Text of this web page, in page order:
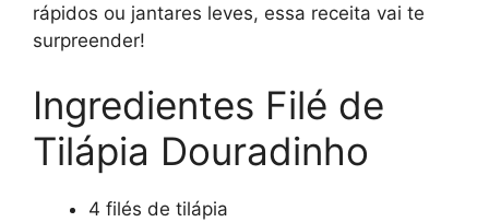
rápidos ou jantares leves, essa receita vai te
surpreender!
Ingredientes Filé de
Tilápia Douradinho
4 filés de tilápia